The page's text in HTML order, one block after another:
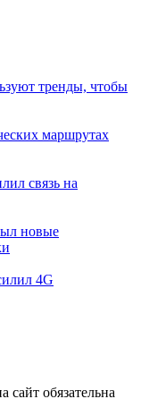
тренды, чтобы
маршрутах
связь на
новые
4G
сайт обязательна